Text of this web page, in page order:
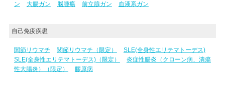
ン
大腸ガン 脳腫瘍 前立腺ガン 血液系ガン
自己免疫疾患
関節リウマチ 関節リウマチ（限定）
SLE(全身性エリテマトーデス)
SLE(全身性エリテマトーデス)（限定）
炎症性腸炎（クローン病、潰瘍
性大腸炎）（限定）
膠原病